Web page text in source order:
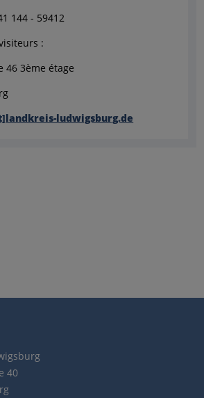
144 - 59412
:
46 3ème étage
ludwigsburg.de
40